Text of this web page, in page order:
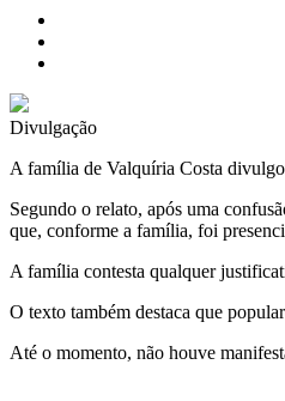
Divulgação
A família de Valquíria Costa
Segundo o relato, após uma
que, conforme a família, foi
A família contesta qualquer
O texto também destaca que
Até o momento, não houve